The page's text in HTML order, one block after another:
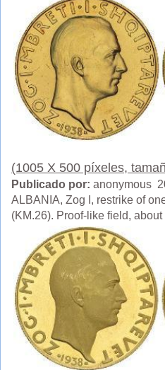
(1005 X 500 píxeles,
Publicado por: anonymous
ALBANIA, Zog I, restrike of
(KM.26). Proof-like field,